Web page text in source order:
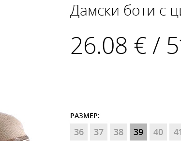
Дамски боти с
26.08 € /
РАЗМЕР:
36 37 38 39 40 41